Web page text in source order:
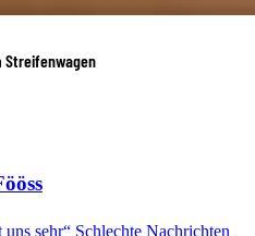
Streifenwagen
uns sehr“ Schlechte Nachrichten